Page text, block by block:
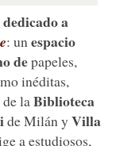
a
: unespacio
depapeles,
inéditas,
laBiblioteca
de Milán y Villa
a estudiosos,